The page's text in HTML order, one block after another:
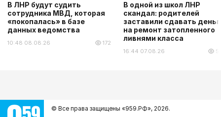
В ЛНР будут судить
сотрудника МВД, которая
«покопалась» в базе
данных ведомства
10:48 08.08.26 172
В одной из школ ЛНР
скандал: родителей
заставили сдавать
на ремонт затопленного
ливнями класса
16:44 07.08.26
© Все права защищены «959.РФ», 2026.